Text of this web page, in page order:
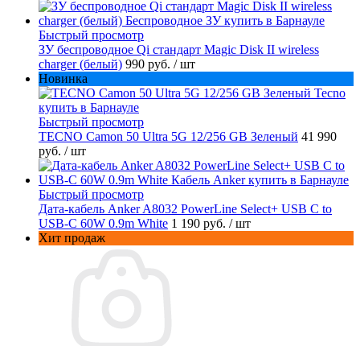
Быстрый просмотр
ЗУ беспроводное Qi стандарт Magic Disk II wireless
charger (белый) 990 руб. / шт
Новинка
Быстрый просмотр
TECNO Camon 50 Ultra 5G 12/256 GB Зеленый 41 990
руб. / шт
Быстрый просмотр
Дата-кабель Anker A8032 PowerLine Select+ USB C to
USB-C 60W 0.9m White 1 190 руб. / шт
Хит продаж